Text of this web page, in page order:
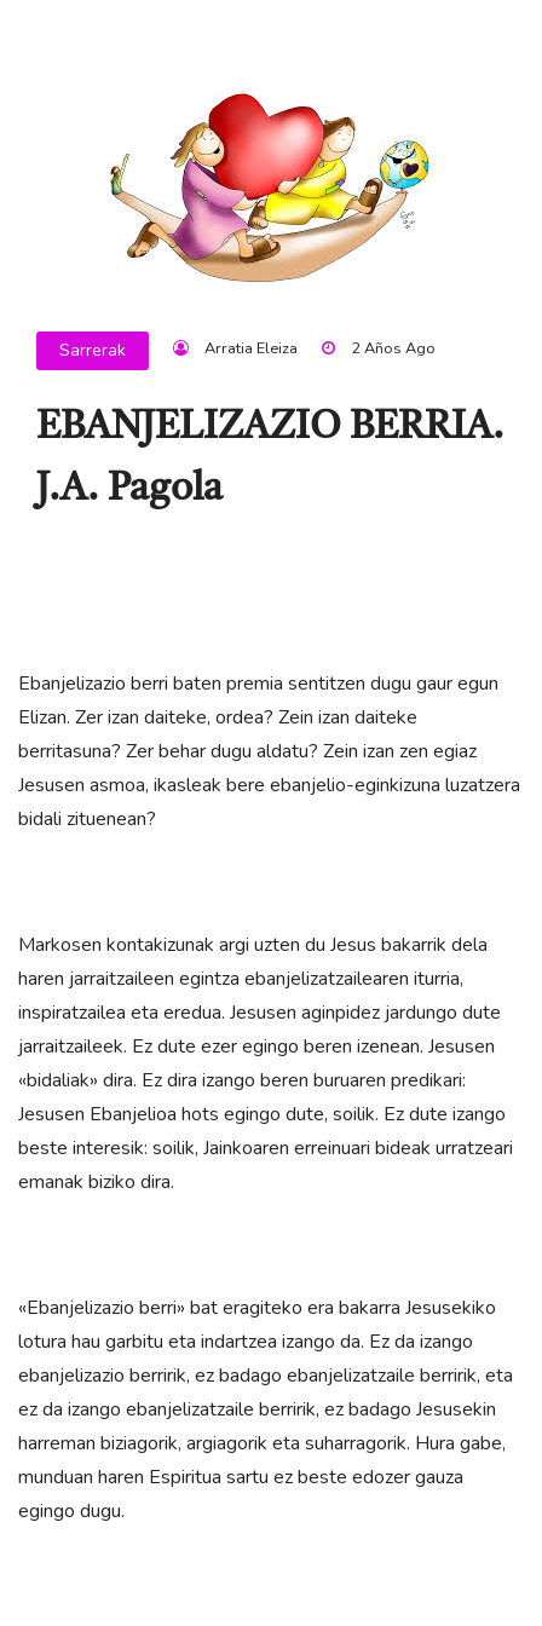
Sarrerak Arratia Eleiza 2 Años Ago
EBANJELIZAZIO BERRIA.
J.A. Pagola
Ebanjelizazio berri baten premia sentitzen dugu gaur egun
Elizan. Zer izan daiteke, ordea? Zein izan daiteke
berritasuna? Zer behar dugu aldatu? Zein izan zen egiaz
Jesusen asmoa, ikasleak bere ebanjelio-eginkizuna luzatzera
bidali zituenean?
Markosen kontakizunak argi uzten du Jesus bakarrik dela
haren jarraitzaileen egintza ebanjelizatzailearen iturria,
inspiratzailea eta eredua. Jesusen aginpidez jardungo dute
jarraitzaileek. Ez dute ezer egingo beren izenean. Jesusen
«bidaliak» dira. Ez dira izango beren buruaren predikari:
Jesusen Ebanjelioa hots egingo dute, soilik. Ez dute izango
beste interesik: soilik, Jainkoaren erreinuari bideak urratzeari
emanak biziko dira.
«Ebanjelizazio berri» bat eragiteko era bakarra Jesusekiko
lotura hau garbitu eta indartzea izango da. Ez da izango
ebanjelizazio berririk, ez badago ebanjelizatzaile berririk, eta
ez da izango ebanjelizatzaile berririk, ez badago Jesusekin
harreman biziagorik, argiagorik eta suharragorik. Hura gabe,
munduan haren Espiritua sartu ez beste edozer gauza
egingo dugu.